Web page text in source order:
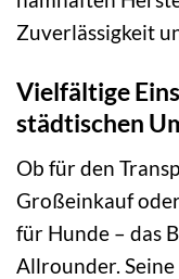
Zuverlässigkeit
Vielfältige
städtischen
Ob für den
Großeinkauf
für Hunde – das
Allrounder.